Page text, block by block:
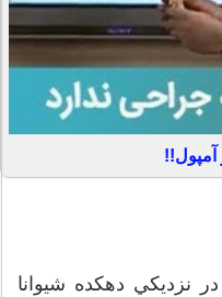
نزديكي دهكده شيوانا